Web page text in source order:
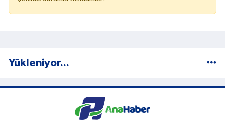
Yükleniyor...